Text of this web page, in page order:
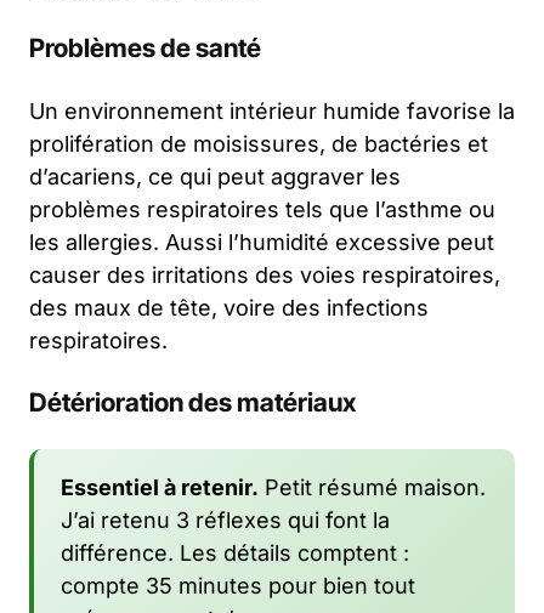
Problèmes de santé
Un environnement intérieur humide favorise la
prolifération de moisissures, de bactéries et
d’acariens, ce qui peut aggraver les
problèmes respiratoires tels que l’asthme ou
les allergies. Aussi l’humidité excessive peut
causer des irritations des voies respiratoires,
des maux de tête, voire des infections
respiratoires.
Détérioration des matériaux
Essentiel à retenir. Petit résumé maison.
J’ai retenu 3 réflexes qui font la
différence. Les détails comptent :
compte 35 minutes pour bien tout